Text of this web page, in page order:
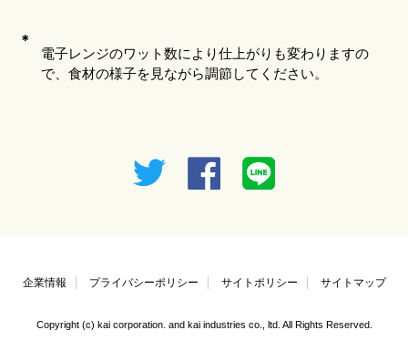
＊
電子レンジのワット数により仕上がりも変わりますの
で、食材の様子を見ながら調節してください。
企業情報 プライバシーポリシー サイトポリシー サイトマップ
Copyright (c) kai corporation. and kai industries co., ltd. All Rights Reserved.